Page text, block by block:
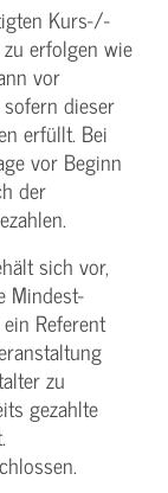
Kurs-/­
erfolgen wie
vor
dieser
erfüllt. Bei
vor Beginn
der
sich vor,
Mindest­
Referent
zu
gezahlte